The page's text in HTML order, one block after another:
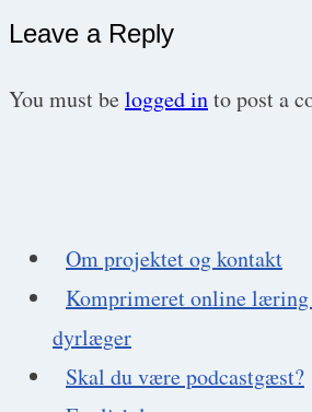
Leave a Reply
You must belogged into post a
Om projektet og kontakt
Komprimeret online
dyrlæger
Skal du være podcastgæst?